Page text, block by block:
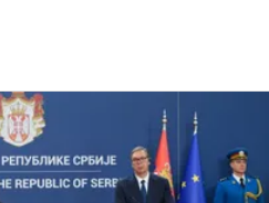
недостаточно":
санкции против